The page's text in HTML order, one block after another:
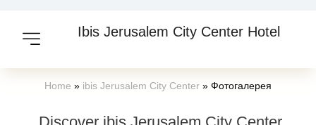
Ibis Jerusalem City Center Hotel
Home » ibis Jerusalem City Center » Фотогалерея